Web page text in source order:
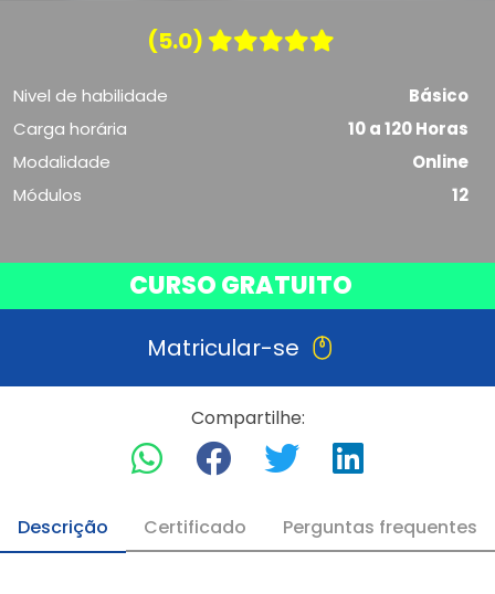
(5.0)
Nivel de habilidade
Básico
Carga horária
10 a 120 Horas
Modalidade
Online
Módulos
12
CURSO GRATUITO
Matricular-se
Compartilhe:
Descrição Certificado Perguntas frequentes